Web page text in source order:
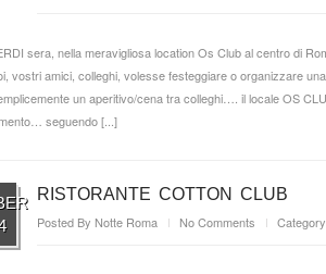
sera, nella meravigliosa location Os Club al centro di
vostri amici, colleghi, volesse festeggiare o organizzare
un aperitivo/cena tra colleghi…. il locale OS
seguendo [...]
RISTORANTE COTTON CLUB
Posted By Notte Roma No Comments